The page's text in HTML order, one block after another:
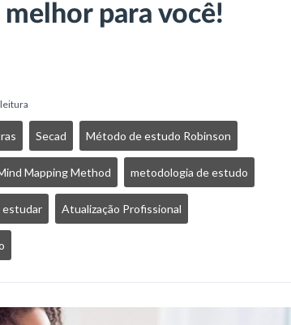
para você!
Secad Método de estudo Robinson
Mapping Method metodologia de estudo
estudar Atualização Profissional